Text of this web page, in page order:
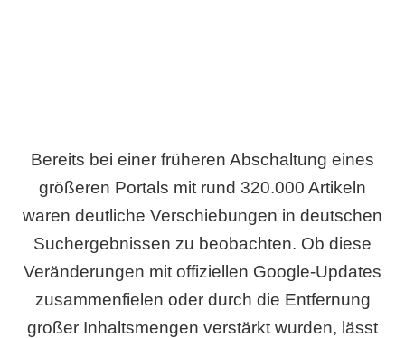
Bereits bei einer früheren Abschaltung eines
größeren Portals mit rund 320.000 Artikeln
waren deutliche Verschiebungen in deutschen
Suchergebnissen zu beobachten. Ob diese
Veränderungen mit offiziellen Google-Updates
zusammenfielen oder durch die Entfernung
großer Inhaltsmengen verstärkt wurden, lässt